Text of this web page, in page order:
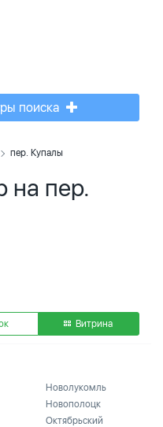
поиска
пер. Купалы
на пер.
Витрина
Новолукомль
Новополоцк
Октябрьский